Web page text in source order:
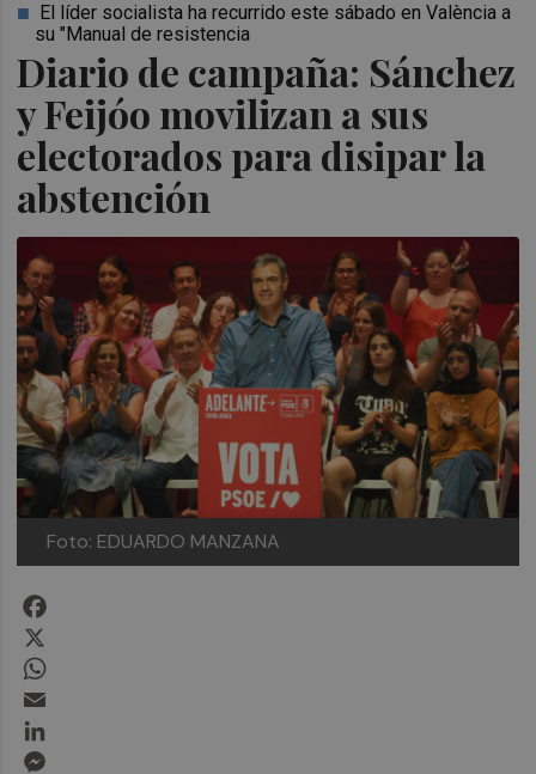
Diario de campaña: Sánchez
y Feijóo movilizan a sus
electorados para disipar la
abstención
El líder socialista ha recurrido este sábado en València a
su "Manual de resistencia
Foto: EDUARDO MANZANA